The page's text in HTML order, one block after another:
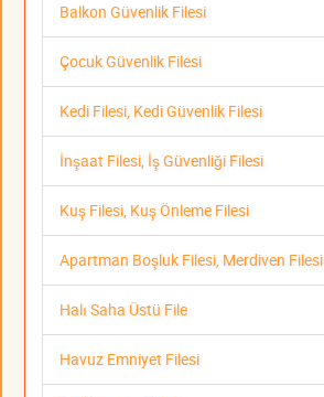
Balkon Güvenlik Filesi
Çocuk Güvenlik Filesi
Kedi Filesi, Kedi Güvenlik Filesi
İnşaat Filesi, İş Güvenliği Filesi
Kuş Filesi, Kuş Önleme Filesi
Apartman Boşluk Filesi, Merdiven Filesi
Halı Saha Üstü File
Havuz Emniyet Filesi